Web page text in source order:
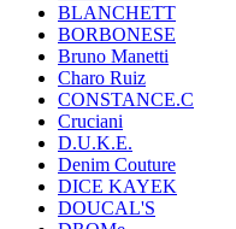
BLANCHETT
BORBONESE
Bruno Manetti
Charo Ruiz
CONSTANCE.C
Cruciani
D.U.K.E.
Denim Couture
DICE KAYEK
DOUCAL'S